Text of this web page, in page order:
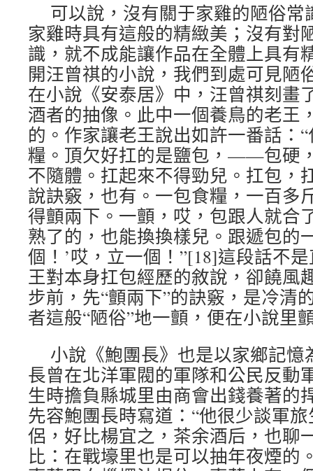
可以說，沒有關于家雞的陋俗
家雞時具有這般的精緻美；沒有對
識，就不成能讓作品在全體上具有
開汪曾祺的小說，我們到處可見陋
在小說《安泰居》中，汪曾祺刻畫
酒者的抽像。此中一個養鳥的老王
的。作家讓老王說出如許一番話：
糧。頂欠好扛的是鹽包，——包硬
不隨體。扛起來不得勁兒。扛包，
說訣竅，也有。一包食糧，一百多
得顫兩下。一顫，哎，包跟人就合
熟了的，也能換換樣兒。跟遞包的
個！’哎，立一個！”[18]這段話不
王對本身扛包經歷的敘說，卻饒風
步前，先“顫兩下”的訣竅，是冷清
者這般“陋俗”地一顫，便在小說里
小說《鮑團長》也是以家鄉記
長曾在北洋軍閥的軍隊和公民反動
生時擔負縣城里由商會出錢養著的
先容鮑團長時寫道：“他很少談軍
侶，好比楊宜之，茶余酒后，也聊
比：在戰壕里也是可以抽年夜煙的